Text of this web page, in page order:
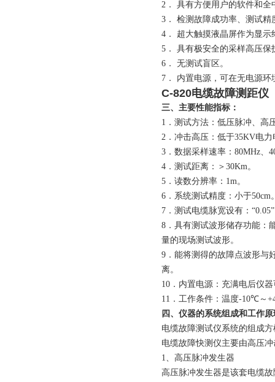
2． 具有方便用户的软件和全
3． 检测故障成功率、测试精
4． 超大触摸液晶屏作为显示
5． 具有极安全的采样高压保
6． 无测试盲区。
7． 内置电源，可在无电源
C-820电缆故障测距仪
三、主要性能指标：
1． 测试方法： 低压脉冲、高
2．冲击高压：低于35KV电力
3 ．数据采样速率 ：80MHz、
4 ．测试距离： ＞ 30Km。
5．读数分辨率： 1m。
6 ．系统测试精度 ： 小于50cm
7 ． 测试电缆脉宽设有： “0.05
8 ． 具有测试波形储存功能：
量的现场测试波形。
9 ．能将测得的故障点波形与
离。
10 ．内置电源：充满电后仪
11 ． 工作条件 ： 温度-10℃ ～
四、仪器的系统组成和工作
电缆故障测试仪系统的组成
电缆故障快测仪主要由高压
1、高压脉冲发生器
高压脉冲发生器是该套电缆